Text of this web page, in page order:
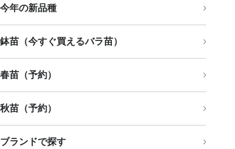
今年の新品種
鉢苗（今すぐ買えるバラ苗）
春苗（予約）
秋苗（予約）
ブランドで探す